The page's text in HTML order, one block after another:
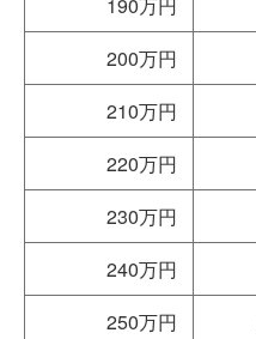
200万円
210万円
220万円
230万円
240万円
250万円